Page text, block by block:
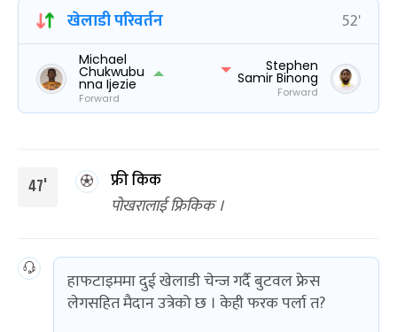
खेलाडी परिवर्तन 52'
Michael
Chukwubu
nna Ijezie
Forward
Stephen
Samir Binong
Forward
47'
फ्री किक
पोखरालाई फ्रिकिक ।
हाफटाइममा दुई खेलाडी चेन्ज गर्दै बुटवल फ्रेस
लेगसहित मैदान उत्रेको छ । केही फरक पर्ला त?